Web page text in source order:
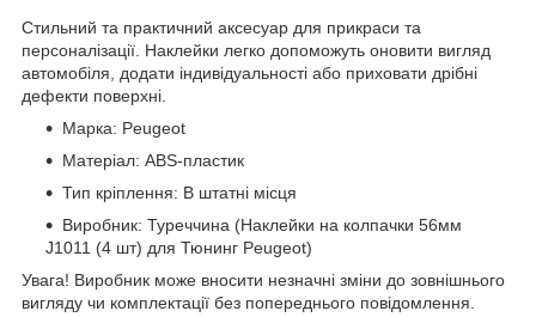
Стильний та практичний аксесуар для прикраси та
персоналізації. Наклейки легко допоможуть оновити вигляд
автомобіля, додати індивідуальності або приховати дрібні
дефекти поверхні.
Марка: Peugeot
Матеріал: ABS-пластик
Тип кріплення: В штатні місця
Виробник: Туреччина (Наклейки на колпачки 56мм
J1011 (4 шт) для Тюнинг Peugeot)
Увага! Виробник може вносити незначні зміни до зовнішнього
вигляду чи комплектації без попереднього повідомлення.